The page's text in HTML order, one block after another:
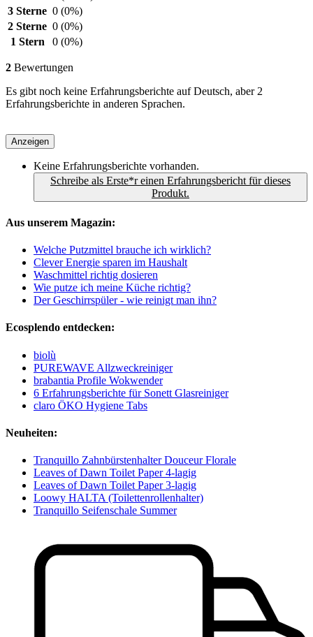
3 Sterne 0 (0%)
2 Sterne 0 (0%)
1 Stern
0 (0%)
2 Bewertungen
Es gibt noch keine Erfahrungsberichte auf Deutsch, aber 2
Erfahrungsberichte in anderen Sprachen.
Anzeigen
Keine Erfahrungsberichte vorhanden.
Schreibe als Erste*r einen Erfahrungsbericht für dieses
Produkt.
Aus unserem Magazin:
Welche Putzmittel brauche ich wirklich?
Clever Energie sparen im Haushalt
Waschmittel richtig dosieren
Wie putze ich meine Küche richtig?
Der Geschirrspüler - wie reinigt man ihn?
Ecosplendo entdecken:
biolù
PUREWAVE Allzweckreiniger
brabantia Profile Wokwender
6 Erfahrungsberichte für Sonett Glasreiniger
claro ÖKO Hygiene Tabs
Neuheiten:
Tranquillo Zahnbürstenhalter Douceur Florale
Leaves of Dawn Toilet Paper 4-lagig
Leaves of Dawn Toilet Paper 3-lagig
Loowy HALTA (Toilettenrollenhalter)
Tranquillo Seifenschale Summer